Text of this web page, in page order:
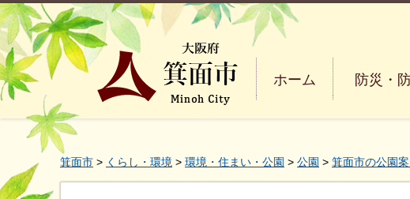
大阪府箕
ホーム 防災・
箕面市 > くらし・環境 > 環境・住まい・公園 > 公園 > 箕面市の公園